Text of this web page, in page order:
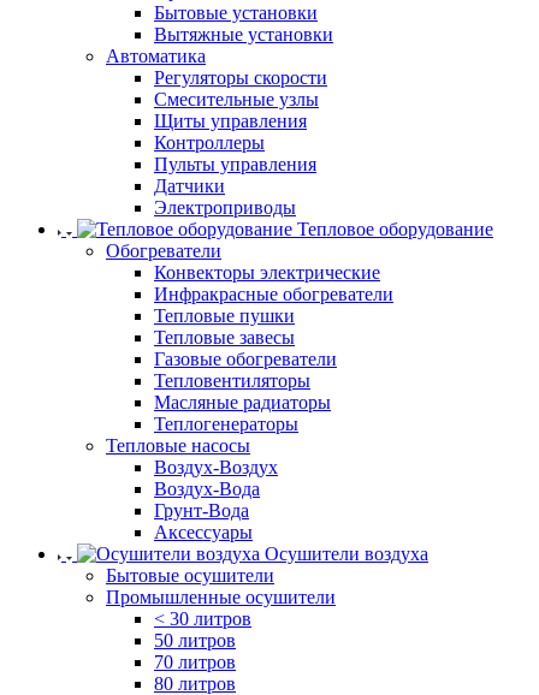
Бытовые установки
Вытяжные установки
Автоматика
Регуляторы скорости
Смесительные узлы
Щиты управления
Контроллеры
Пульты управления
Датчики
Электроприводы
Тепловое оборудование
Обогреватели
Конвекторы электрические
Инфракрасные обогреватели
Тепловые пушки
Тепловые завесы
Газовые обогреватели
Тепловентиляторы
Масляные радиаторы
Теплогенераторы
Тепловые насосы
Воздух-Воздух
Воздух-Вода
Грунт-Вода
Аксессуары
Осушители воздуха
Бытовые осушители
Промышленные осушители
< 30 литров
50 литров
70 литров
80 литров